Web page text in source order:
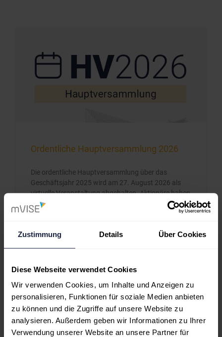
Zustimmung Details Über Cookies
Diese Webseite verwendet Cookies
Wir verwenden Cookies, um Inhalte und Anzeigen zu
personalisieren, Funktionen für soziale Medien anbieten
zu können und die Zugriffe auf unsere Website zu
analysieren. Außerdem geben wir Informationen zu Ihrer
Verwendung unserer Website an unsere Partner für
Ordentliche Hauptversammlung 2026
Die ordentliche Hauptversammlung über das
Geschäftsjahr 2025 wird am 27. August 2026 als
virtuelle Veranstaltung abgehalten. Aktionäre haben
die Möglichkeit, die Veranstaltung über das
passwortgeschützte Aktionärsportal der
Stimmrechte per Briefwahl oder Vollmacht ausüben.
Juli 20, 2026